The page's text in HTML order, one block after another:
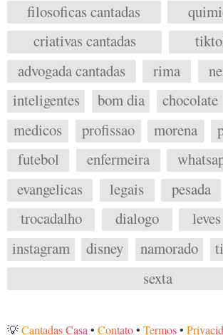
filosoficas cantadas
criativas cantadas
advogada cantadas
rima
inteligentes
bom dia chocolate
medicos
profissao morena
futebol
enfermeira
evangelicas
legais pesada
trocadalho
dialogo leves
instagram
disney namorado
sexta
💡Cantadas Casa • Contato• Termos•